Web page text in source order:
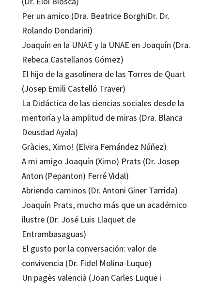
Per un amico (Dra. Beatrice BorghiDr. Dr.
Rolando Dondarini)
Joaquín en la UNAE y la UNAE en Joaquín (Dra.
Rebeca Castellanos Gómez)
El hijo de la gasolinera de las Torres de Quart
(Josep Emili Castelló Traver)
La Didáctica de las ciencias sociales desde la
mentoría y la amplitud de miras (Dra. Blanca
Deusdad Ayala)
Gràcies, Ximo! (Elvira Fernández Núñez)
A mi amigo Joaquín (Ximo) Prats (Dr. Josep
Anton (Pepanton) Ferré Vidal)
Abriendo caminos (Dr. Antoni Giner Tarrida)
Joaquín Prats, mucho más que un académico
ilustre (Dr. José Luis Llaquet de
Entrambasaguas)
El gusto por la conversación: valor de
convivencia (Dr. Fidel Molina-Luque)
Un pagès valencià (Joan Carles Luque i